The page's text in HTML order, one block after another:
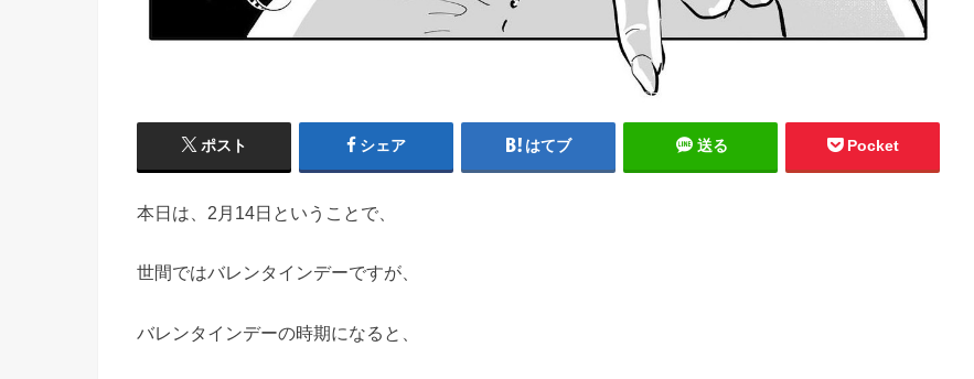
ポスト シェア はてブ 送る Pocket
本日は、2月14日ということで、
世間ではバレンタインデーですが、
バレンタインデーの時期になると、